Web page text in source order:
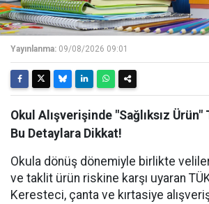
Yayınlanma: 09/08/2026 09:01
Okul Alışverişinde "Sağlıksız
Bu Detaylara Dikkat!
Okula dönüş dönemiyle birlikte
ve taklit ürün riskine karşı uyaran
Keresteci, çanta ve kırtasiye